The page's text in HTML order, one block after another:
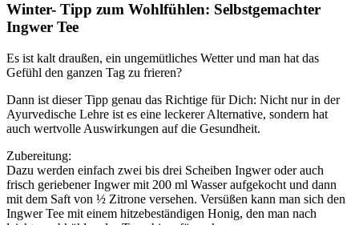
Winter- Tipp zum Wohlfühlen: Selbstgemachter
Ingwer Tee
Es ist kalt draußen, ein ungemütliches Wetter und man hat das
Gefühl den ganzen Tag zu frieren?
Dann ist dieser Tipp genau das Richtige für Dich: Nicht nur in der
Ayurvedische Lehre ist es eine leckerer Alternative, sondern hat
auch wertvolle Auswirkungen auf die Gesundheit.
Zubereitung:
Dazu werden einfach zwei bis drei Scheiben Ingwer oder auch
frisch geriebener Ingwer mit 200 ml Wasser aufgekocht und dann
mit dem Saft von ½ Zitrone versehen. Versüßen kann man sich den
Ingwer Tee mit einem hitzebeständigen Honig, den man nach